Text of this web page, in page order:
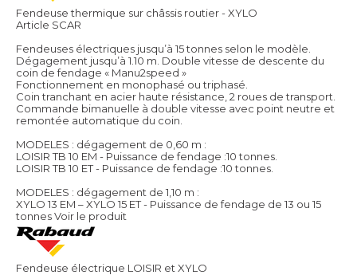
Fendeuse thermique sur châssis routier - XYLO
Article SCAR
Fendeuses électriques jusqu’à 15 tonnes selon le modèle.
Dégagement jusqu’à 1.10 m. Double vitesse de descente du
coin de fendage « Manu2speed »
Fonctionnement en monophasé ou triphasé.
Coin tranchant en acier haute résistance, 2 roues de transport.
Commande bimanuelle à double vitesse avec point neutre et
remontée automatique du coin.
MODELES : dégagement de 0,60 m :
LOISIR TB 10 EM - Puissance de fendage :10 tonnes.
LOISIR TB 10 ET - Puissance de fendage :10 tonnes.
MODELES : dégagement de 1,10 m :
XYLO 13 EM – XYLO 15 ET - Puissance de fendage de 13 ou 15
tonnesVoir le produit
Fendeuse électrique LOISIR et XYLO